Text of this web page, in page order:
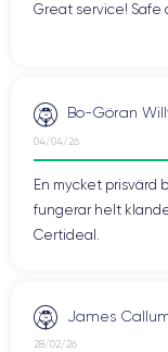
Great service! Safe
Bo-Göran
04/04/26
En mycket prisvärd
fungerar helt
Certideal.
James
28/02/26